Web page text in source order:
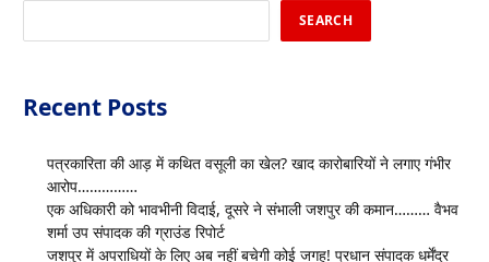
SEARCH
Recent Posts
पत्रकारिता की आड़ में कथित वसूली का खेल? खाद कारोबारियों ने लगाए गंभीर
आरोप……………
एक अधिकारी को भावभीनी विदाई, दूसरे ने संभाली जशपुर की कमान……… वैभव
शर्मा उप संपादक की ग्राउंड रिपोर्ट
जशपुर में अपराधियों के लिए अब नहीं बचेगी कोई जगह! प्रधान संपादक धर्मेंद्र